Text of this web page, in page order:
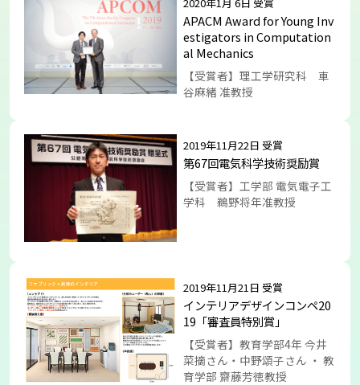
APACM Award for Young Inv
estigators in Computation
al Mechanics
【受賞者】理工学研究科 車
谷麻緒 准教授
2019年11月22日 受賞
第67回電気科学技術奨励賞
【受賞者】工学部 電気電子工
学科 鵜野将年准教授
2019年11月21日 受賞
インテリアデザインコンペ20
19「審査員特別賞」
【受賞者】教育学部4年 今井
菜摘さん・中野頌子さん ・ 教
育学部 齋藤芳徳教授